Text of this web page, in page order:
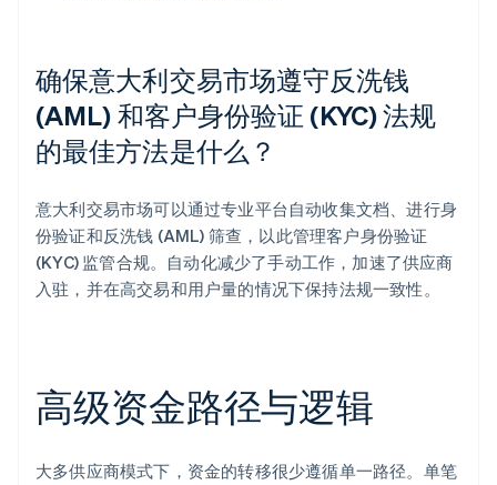
确保意大利交易市场遵守反洗钱
(AML) 和客户身份验证 (KYC) 法规
的最佳方法是什么？
意大利交易市场可以通过专业平台自动收集文档、进行身
份验证和反洗钱 (AML) 筛查，以此管理客户身份验证
(KYC) 监管合规。自动化减少了手动工作，加速了供应商
入驻，并在高交易和用户量的情况下保持法规一致性。
高级资金路径与逻辑
大多供应商模式下，资金的转移很少遵循单一路径。单笔